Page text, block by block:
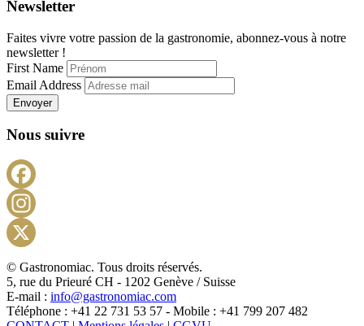
Newsletter
Faites vivre votre passion de la gastronomie, abonnez-vous à notre
newsletter !
First Name
Email Address
Envoyer
Nous suivre
X
© Gastronomiac. Tous droits réservés.
5, rue du Prieuré CH - 1202 Genève / Suisse
E-mail : info@gastronomiac.com
Téléphone : +41 22 731 53 57 - Mobile : +41 799 207 482